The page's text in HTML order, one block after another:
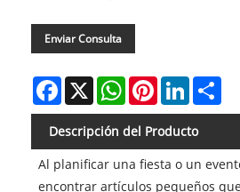
Enviar Consulta
Facebook
X WhatsAppPinterestLinkedIn
Descripción del Producto
Al planificar una fiesta o un
encontrar artículos pequeños